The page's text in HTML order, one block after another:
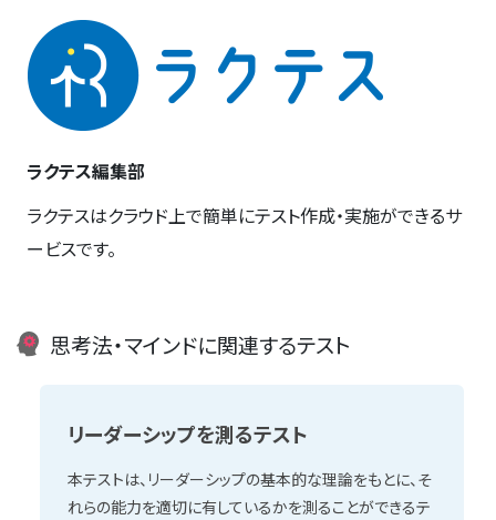
ラクテス編集部
ラクテスはクラウド上で簡単にテスト作成・実施ができるサ
ービスです。
思考法・マインドに関連するテスト
リーダーシップを測るテスト
本テストは、リーダーシップの基本的な理論をもとに、そ
れらの能力を適切に有しているかを測ることができるテ